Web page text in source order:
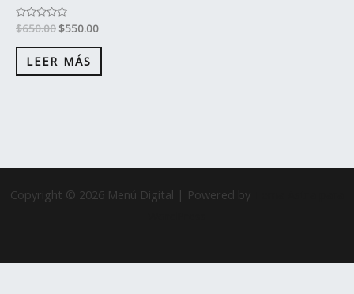
Valorado
con
0
$650.00 $550.00
LEER MÁS
Copyright © 2026 Menú Digital | Powered by